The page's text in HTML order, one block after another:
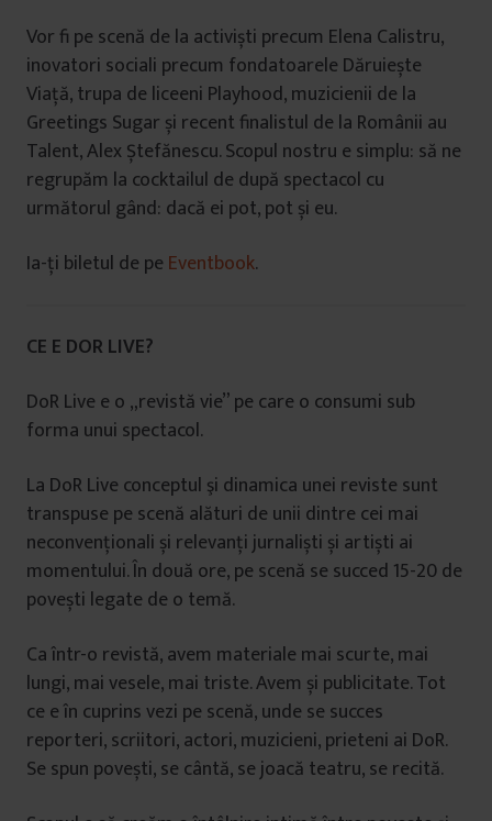
Vor fi pe scenă de la activiști precum Elena Calistru,
inovatori sociali precum fondatoarele Dăruiește
Viață, trupa de liceeni Playhood, muzicienii de la
Greetings Sugar și recent finalistul de la Românii au
Talent, Alex Ștefănescu. Scopul nostru e simplu: să ne
regrupăm la cocktailul de după spectacol cu
următorul gând: dacă ei pot, pot și eu.
Ia-ți biletul de pe Eventbook.
CE E DOR LIVE?
DoR Live e o „revistă vie” pe care o consumi sub
forma unui spectacol.
La DoR Live conceptul şi dinamica unei reviste sunt
transpuse pe scenă alături de unii dintre cei mai
neconvenționali și relevanți jurnaliști și artiști ai
momentului. În două ore, pe scenă se succed 15-20 de
povești legate de o temă.
Ca într-o revistă, avem materiale mai scurte, mai
lungi, mai vesele, mai triste. Avem și publicitate. Tot
ce e în cuprins vezi pe scenă, unde se succes
reporteri, scriitori, actori, muzicieni, prieteni ai DoR.
Se spun povești, se cântă, se joacă teatru, se recită.